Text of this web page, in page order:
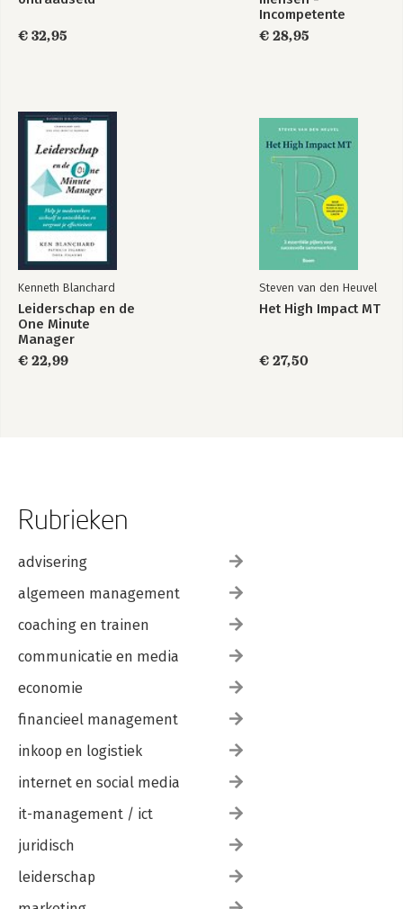
€ 32,95
Incompetente
teams
€ 28,95
Kenneth Blanchard
Leiderschap en de
One Minute
Manager
€ 22,99
Steven van den Heuvel
Het High Impact MT
€ 27,50
Rubrieken
advisering
algemeen management
coaching en trainen
communicatie en media
economie
financieel management
inkoop en logistiek
internet en social media
it-management / ict
juridisch
leiderschap